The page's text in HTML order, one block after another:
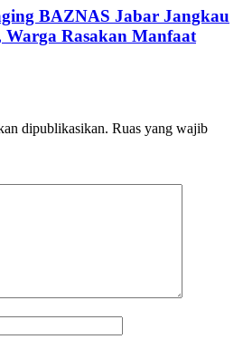
BAZNAS Jabar Jangkau
Warga Rasakan Manfaat
dipublikasikan. Ruas yang wajib